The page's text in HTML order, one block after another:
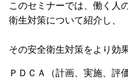
このセミナーでは、働く人
衛生対策について紹介し、
その安全衛生対策をより効
ＰＤＣＡ（計画、実施、評